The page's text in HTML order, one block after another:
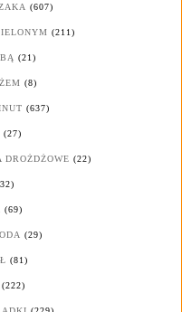
(607)
(211)
(21)
(8)
(637)
(27)
DROŻDŻOWE (22)
(69)
(29)
(81)
(222)